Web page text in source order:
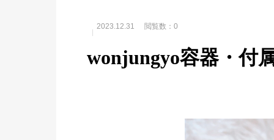
2023.12.31 閲覧数：0
wonjungyo容器・付